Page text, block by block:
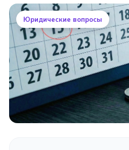
Юридические вопросы